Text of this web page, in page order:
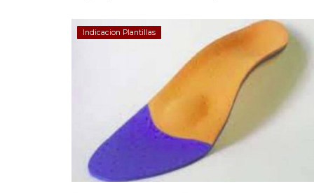
Indicacion Plantillas